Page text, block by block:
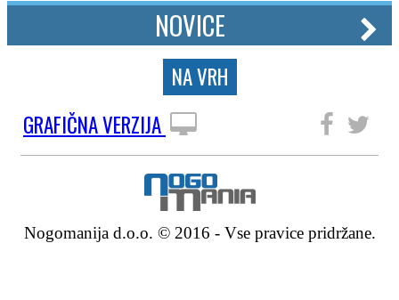
NOVICE
NA VRH
GRAFIČNA VERZIJA
Nogomanija d.o.o. © 2016 - Vse pravice pridržane.